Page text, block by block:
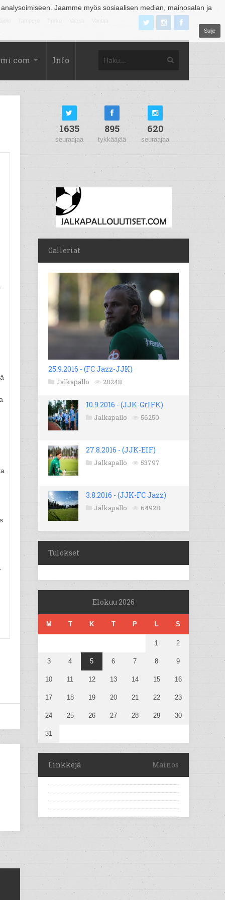
Jaamme myös sosiaalisen median, mainosalan ja
Sulje
Info
1635
seuraajaa
895
tykkääjää
620
seuraajaa
Galleriat
25.9.2016 - (FC Jazz-JJK)
Jalkapallo 28248
10.9.2016 - (JJK-GrIFK)
Jalkapallo 56250
27.8.2016 - (JJK-EIF)
Jalkapallo 53797
3.8.2016 - (JJK-FC Jazz)
Jalkapallo 64928
Tulokset
Elokuu 2026
M T K T P L S
1 2
3 4 5 6 7 8 9
10 11 12 13 14 15 16
17 18 19 20 21 22 23
24 25 26 27 28 29 30
31
Linkkejä Mainos